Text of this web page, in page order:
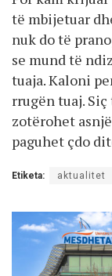
të mbijetuar
nuk do të
se mund të
tuaja. Kaloni
rrugën tuaj.
zotërohet
paguhet çdo
Etiketa: aktualitet